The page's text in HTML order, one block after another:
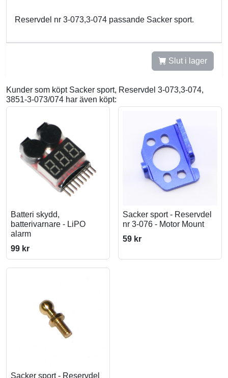
Reservdel nr 3-073,3-074 passande Sacker sport.
Slut i lager
Kunder som köpt Sacker sport, Reservdel 3-073,3-074,
3851-3-073/074 har även köpt:
Batteri skydd,
batterivarnare - LiPO
alarm
99 kr
Sacker sport - Reservdel
nr 3-076 - Motor Mount
59 kr
Sacker sport - Reservdel